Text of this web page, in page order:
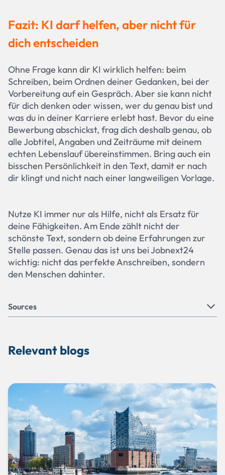
Fazit: KI darf helfen, aber nicht für
dich entscheiden
Ohne Frage kann dir KI wirklich helfen: beim
Schreiben, beim Ordnen deiner Gedanken, bei der
Vorbereitung auf ein Gespräch. Aber sie kann nicht
für dich denken oder wissen, wer du genau bist und
was du in deiner Karriere erlebt hast. Bevor du eine
Bewerbung abschickst, frag dich deshalb genau, ob
alle Jobtitel, Angaben und Zeiträume mit deinem
echten Lebenslauf übereinstimmen. Bring auch ein
bisschen Persönlichkeit in den Text, damit er nach
dir klingt und nicht nach einer langweiligen Vorlage.
Nutze KI immer nur als Hilfe, nicht als Ersatz für
deine Fähigkeiten. Am Ende zählt nicht der
schönste Text, sondern ob deine Erfahrungen zur
Stelle passen. Genau das ist uns bei Jobnext24
wichtig: nicht das perfekte Anschreiben, sondern
den Menschen dahinter.
Sources
KI im Bewerbungsprozess
Bewerben mit KI
Wie dir KI bei deiner Bewerbung helfen kann
ki und karriere wie kuenstliche intelligenz den
bewerbungsprozess praegt
Immer mehr Bewerber verwenden KI für ihr
Anschreiben
Relevant blogs